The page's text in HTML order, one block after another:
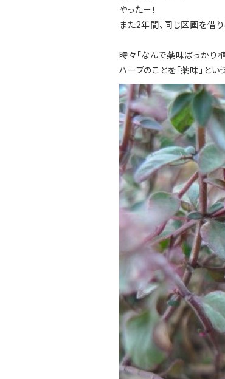
やったー！
また2年間、同じ区画を借
時々「なんで薬味ばっかり
ハーブのことを「薬味」とい